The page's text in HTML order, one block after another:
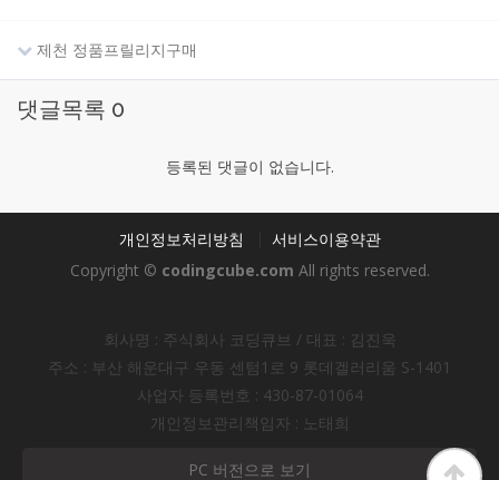
제천 정품프릴리지구매
댓글목록 0
등록된 댓글이 없습니다.
개인정보처리방침
서비스이용약관
Copyright © codingcube.com All rights reserved.
회사명 : 주식회사 코딩큐브 / 대표 : 김진욱
주소 : 부산 해운대구 우동 센텀1로 9 롯데겔러리움 S-1401
사업자 등록번호 : 430-87-01064
개인정보관리책임자 : 노태희
PC 버전으로 보기